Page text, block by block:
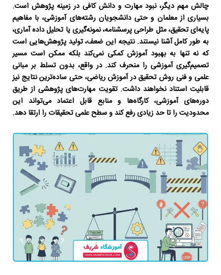
چالش مهم دیگر، نبود مهارت و دانش کافی در زمینه پژوهش است.
بسیاری از معلمان و حتی دانشجویان رشته‌های آموزشی، با مفاهیم
پایه‌ای تحقیق، مثل طراحی پرسشنامه، نمونه‌گیری یا تحلیل داده آماری،
به طور کامل آشنا نیستند. نتیجه این ضعف، تولید پژوهش‌هایی است
که نه تنها به بهبود آموزش کمکی نمی‌کند بلکه ممکن است مسیر
تصمیم‌گیری آموزشی را منحرف کند. در واقع، بدون تسلط بر مبانی
علمی و فنی روش تحقیق در آموزش ریاضی، حتی ساده‌ترین نتایج نیز
قابلیت استناد نخواهند داشت. تقویت مهارت‌های پژوهشی از طریق
دوره‌های آموزشی، کارگاه‌ها و منابع قابل اعتماد می‌تواند این
محدودیت را تا حد زیادی رفع کند و سطح علمی تحقیقات را ارتقا دهد.